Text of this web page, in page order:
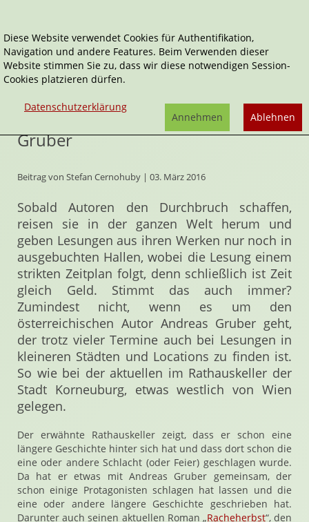
Home
Artikel
Rathauskellerlesung mit Andreas Gruber
Rathauskellerlesung mit Andreas
Gruber
Beitrag von Stefan Cernohuby | 03. März 2016
Sobald Autoren den Durchbruch schaffen,
reisen sie in der ganzen Welt herum und
geben Lesungen aus ihren Werken nur noch in
ausgebuchten Hallen, wobei die Lesung einem
strikten Zeitplan folgt, denn schließlich ist Zeit
gleich Geld. Stimmt das auch immer?
Zumindest nicht, wenn es um den
österreichischen Autor Andreas Gruber geht,
der trotz vieler Termine auch bei Lesungen in
kleineren Städten und Locations zu finden ist.
So wie bei der aktuellen im Rathauskeller der
Stadt Korneuburg, etwas westlich von Wien
gelegen.
Der erwähnte Rathauskeller zeigt, dass er schon eine
längere Geschichte hinter sich hat und dass dort schon die
eine oder andere Schlacht (oder Feier) geschlagen wurde.
Da hat er etwas mit Andreas Gruber gemeinsam, der
schon einige Protagonisten schlagen hat lassen und die
eine oder andere längere Geschichte geschrieben hat.
Darunter auch seinen aktuellen Roman „Racheherbst“, den
Diese Website verwendet Cookies für Authentifikation,
Navigation und andere Features. Beim Verwenden dieser
Website stimmen Sie zu, dass wir diese notwendigen Session-
Cookies platzieren dürfen.
Datenschutzerklärung
Ablehnen
Annehmen